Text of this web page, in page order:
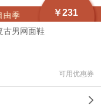
￥231
古男网面鞋
可用优惠券